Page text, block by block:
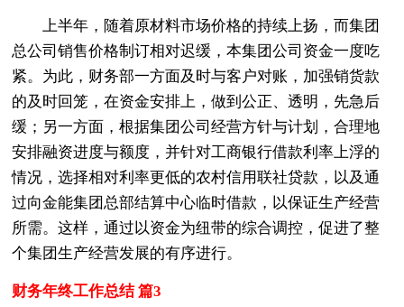
上半年，随着原材料市场价格的持续上扬，而集团
总公司销售价格制订相对迟缓，本集团公司资金一度吃
紧。为此，财务部一方面及时与客户对账，加强销货款
的及时回笼，在资金安排上，做到公正、透明，先急后
缓；另一方面，根据集团公司经营方针与计划，合理地
安排融资进度与额度，并针对工商银行借款利率上浮的
情况，选择相对利率更低的农村信用联社贷款，以及通
过向金能集团总部结算中心临时借款，以保证生产经营
所需。这样，通过以资金为纽带的综合调控，促进了整
个集团生产经营发展的有序进行。
财务年终工作总结 篇3